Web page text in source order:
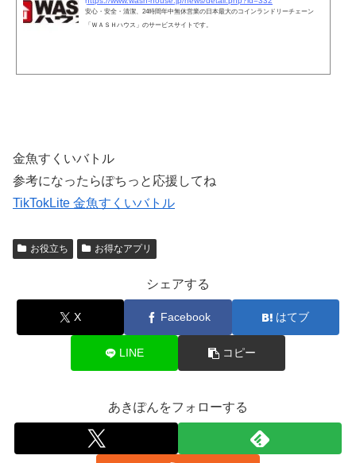
安心・安全・清潔、24時間年中無休営業の日本最大のコインランドリーチェーン
「ＷＡＳＨハウス」のサービスサイトです。
金魚すくいバトル
参考になったらぽちっと応援してね
TikTokLite 金魚すくいバトル
お役立ち お得なアプリ
シェアする
X Facebook はてブ
LINE コピー
あきぽんをフォローする